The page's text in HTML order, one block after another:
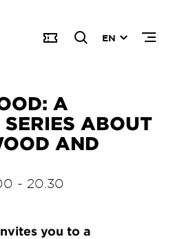
EN
A
ABOUT
AND
- 20.30
you to a